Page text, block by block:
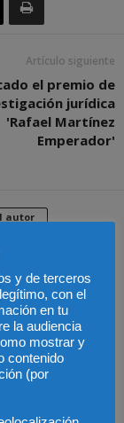
Artículo siguiente
el premio de
jurídica
'Rafael Martínez
Emperador'
autor
el aumento
retribuciones de
y
del Turno
de Oficio en Aragón
y de terceros
con el
en tu
la audiencia
mostrar y
contenido
(por